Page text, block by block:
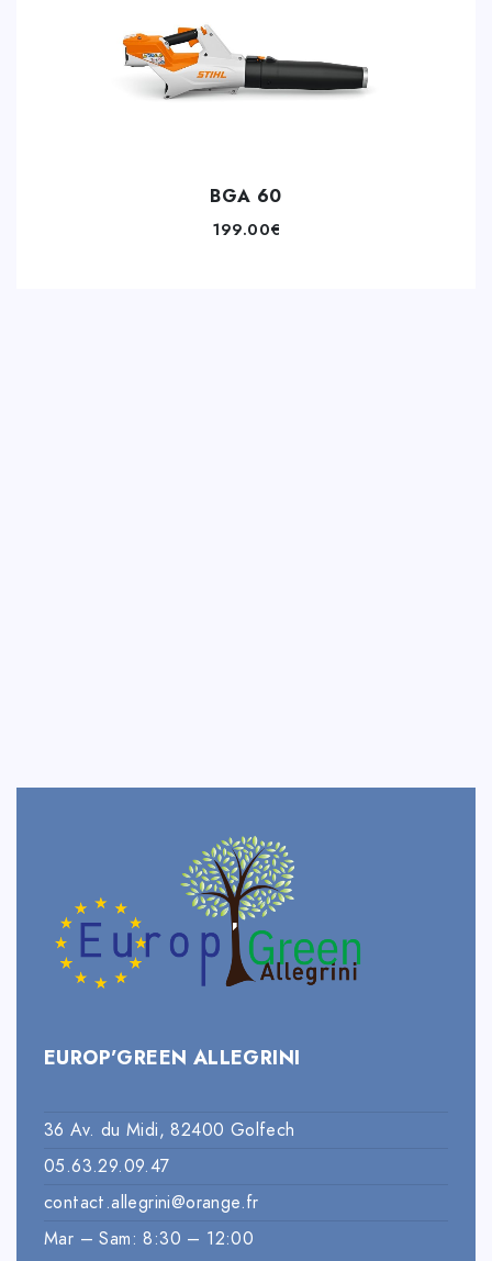
BGA 60
199.00€
EUROP’GREEN ALLEGRINI
36 Av. du Midi, 82400 Golfech
05.63.29.09.47
contact.allegrini@orange.fr
Mar – Sam: 8:30 – 12:00